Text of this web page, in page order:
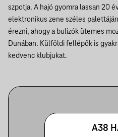
szpotja. A hajó gyomra lassan 20
elektronikus zene széles
érezni, ahogy a bulizók ütemes
Dunában. Külföldi fellépők is
kedvenc klubjukat.
A38